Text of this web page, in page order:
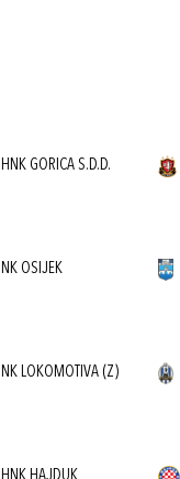
HNK GORICA S.D.D.
NK OSIJEK
NK LOKOMOTIVA (Z)